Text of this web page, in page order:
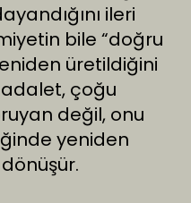
ileri
bile “doğru
üretildiğini
çoğu
değil, onu
yeniden